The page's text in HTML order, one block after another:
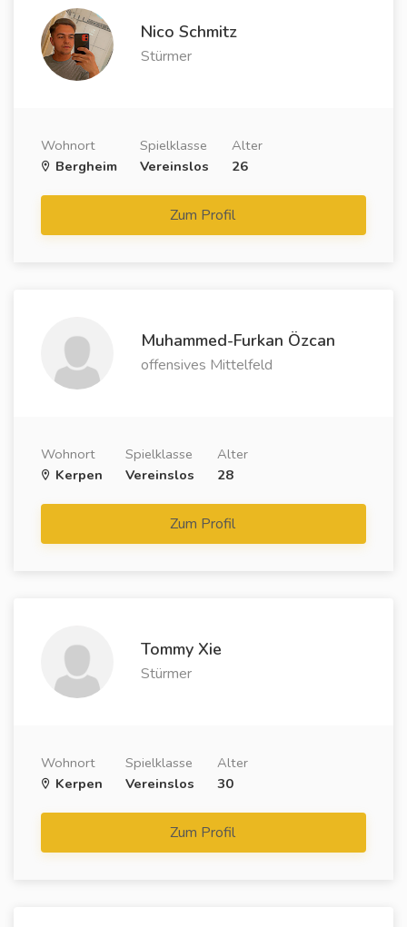
Nico Schmitz
Stürmer
Wohnort
Bergheim
Spielklasse
Vereinslos
Alter
26
Zum Profil
Muhammed-Furkan Özcan
offensives Mittelfeld
Wohnort
Kerpen
Spielklasse
Vereinslos
Alter
28
Zum Profil
Tommy Xie
Stürmer
Wohnort
Kerpen
Spielklasse
Vereinslos
Alter
30
Zum Profil